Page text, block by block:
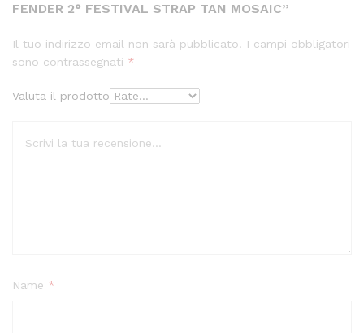
FENDER 2° FESTIVAL STRAP TAN MOSAIC”
Il tuo indirizzo email non sarà pubblicato. I campi obbligatori
sono contrassegnati *
Valuta il prodotto
Name *